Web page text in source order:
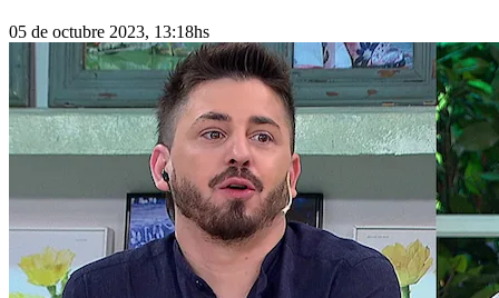
05 de octubre 2023, 13:18hs